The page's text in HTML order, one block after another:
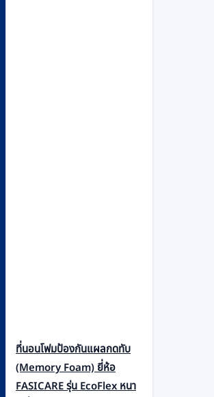
ที่นอนโฟมป้องกันแผลกดทับ
(Memory Foam) ยี่ห้อ
FASICARE รุ่น EcoFlex หนา